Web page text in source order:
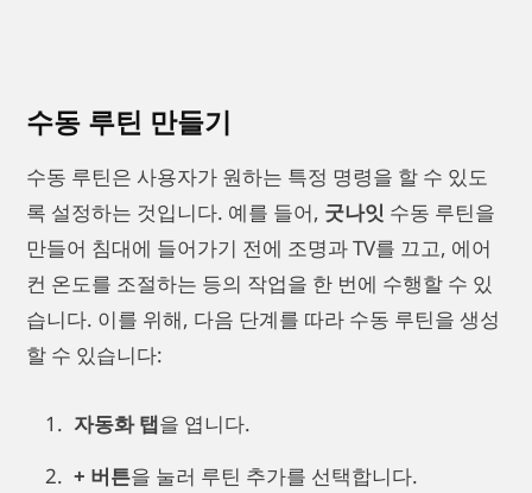
수동 루틴 만들기
수동 루틴은 사용자가 원하는 특정 명령을 할 수 있도
록 설정하는 것입니다. 예를 들어, 굿나잇 수동 루틴을
만들어 침대에 들어가기 전에 조명과 TV를 끄고, 에어
컨 온도를 조절하는 등의 작업을 한 번에 수행할 수 있
습니다. 이를 위해, 다음 단계를 따라 수동 루틴을 생성
할 수 있습니다:
자동화 탭을 엽니다.
+ 버튼을 눌러 루틴 추가를 선택합니다.